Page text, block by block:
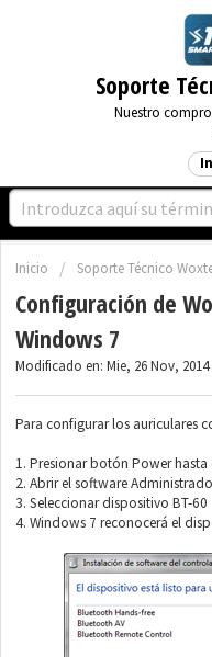
Nuestro
Inicio Soporte Técnico
Configuración de
Windows 7
Modificado en: Mie, 26 Nov, 2014
Para configurar los auriculares
1. Presionar botón Power
2. Abrir el software
3. Seleccionar dispositivo BT-60
4. Windows 7 reconocerá el